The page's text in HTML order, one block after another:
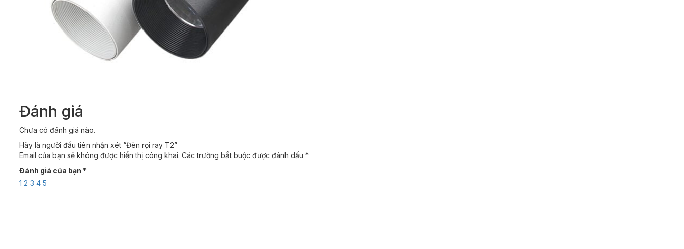
Đánh giá
Chưa có đánh giá nào.
Hãy là người đầu tiên nhận xét “Đèn rọi ray T2”
Email của bạn sẽ không được hiển thị công khai. Các trường bắt buộc được đánh dấu *
Đánh giá của bạn *
1 2 3 4 5